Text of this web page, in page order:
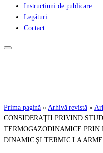
Instrucțiuni de publicare
Legături
Contact
Prima pagină » Arhivă revistă »
CONSIDERAŢII PRIVIND
TERMOGAZODINAMICE
DINAMIC ŞI TERMIC LA